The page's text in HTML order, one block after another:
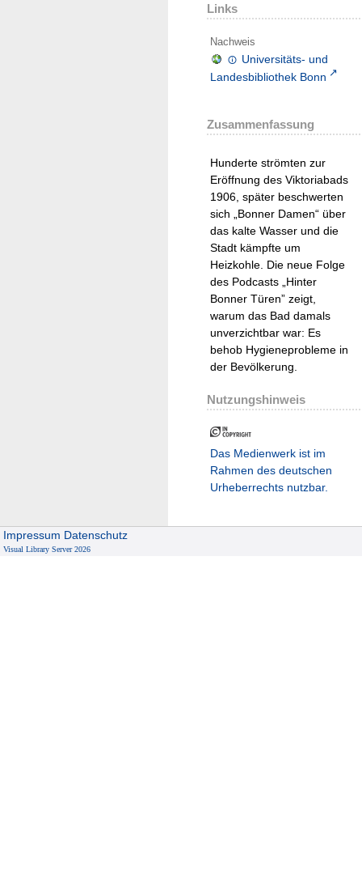
Links
Nachweis
Universitäts- und
Landesbibliothek Bonn
Zusammenfassung
Hunderte strömten zur
Eröffnung des Viktoriabads
1906, später beschwerten
sich „Bonner Damen“ über
das kalte Wasser und die
Stadt kämpfte um
Heizkohle. Die neue Folge
des Podcasts „Hinter
Bonner Türen” zeigt,
warum das Bad damals
unverzichtbar war: Es
behob Hygieneprobleme in
der Bevölkerung.
Nutzungshinweis
Das Medienwerk ist im
Rahmen des deutschen
Urheberrechts nutzbar.
Impressum Datenschutz
Visual Library Server 2026